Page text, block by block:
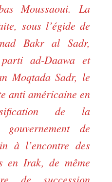
Moussaoui. La
sous l’égide de
Bakr al Sadr,
ad-Daawa et
Moqtada Sadr, le
anti américaine en
de la
de
à l’encontre des
en Irak, de même
de succession